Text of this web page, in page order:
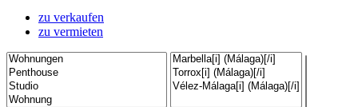
zu verkaufen
zu vermieten